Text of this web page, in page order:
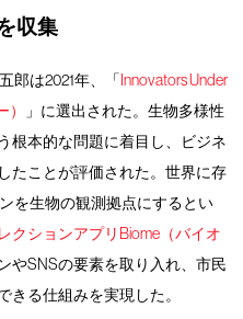
収集
郎は2021年、「 Innovators Under
」に選出された。生物多様性
根本的な問題に着目し、ビジネ
たことが評価された。世界に存
を生物の観測拠点にするとい
クションアプリBiome（バイオ
やSNSの要素を取り入れ、市民
きる仕組みを実現した。